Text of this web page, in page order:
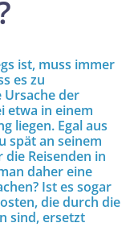
ist, muss immer
es zu
Ursache der
etwa in einem
liegen. Egal aus
spät an seinem
Reisenden in
daher eine
Ist es sogar
die durch die
sind, ersetzt